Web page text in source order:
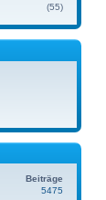
(55)
Beiträge
5475